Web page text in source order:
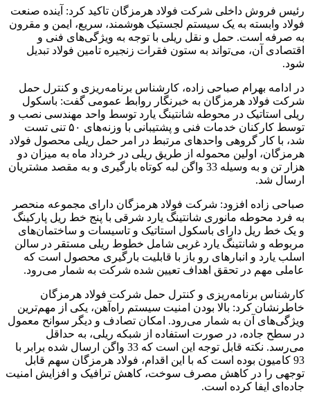
رئیس فروش داخلی شرکت فولاد هرمزگان تاکید کرد: آینده صنعت
فولاد وابسته به یک سیستم لجستیک هوشمند، سریع، ایمن و مقرون
به صرفه است. حمل و نقل ریلی با توجه به ویژگی‌های فنی و
اقتصادی آن، می‌تواند به ستون فقرات زنجیره تامین فولاد تبدیل
شود.
در ادامه بهرام صباحی زاده، کارشناس برنامه‌ریزی و کنترل حمل
شرکت فولاد هرمزگان به خبرنگار روابط عمومی گفت: باسکول
ریلی استاتیک در محوطه شانتینگ یارد توسط واحد مهندسی نصب و
توسط کارکنان خدمات فنی و پشتیبانی با وزنه‌های ۵۰ تنی تست
شد، با کار گروهی واحدهای مرتبط در امر حمل ریلی محصول فولاد
هرمزگان، اولین محموله از طریق ریلی در خرداد ماه به میزان دو
هزار تن و به وسیله 33 واگن لبه کوتاه بارگیری و به مقصد مشتریان
ارسال شد.
صباحی زاده افزود: شرکت فولاد هرمزگان دارای مجموعه منحصر
به فرد محوطه مانوری شانتینگ یارد شرقی با پنج خط ریل پارکینگ
و یک خط ریل دارای باسکول استاتیک و تاسیسات و ساختمان‌های
مربوطه و شانتینگ یارد غربی شامل خطوط ریلی مستقر در سالن
اسلب یارد و انبارهای رو باز با قابلیت بارگیری محصول است که
عاملی مهم در تحقق اهداف تعیین شده شرکت به شمار می‌رود.
کارشناس برنامه‌ریزی و کنترل حمل شرکت فولاد هرمزگان
خاطرنشان کرد: بالا بودن امنیت سیستم راه‌آهن، یکی از مهم‌ترین
ویژگی‌های آن به شمار می‌رود. امکان تصادف و دیگر سوانح معمول
در سطح جاده، در صورت استفاده از شبکه ریلی، به حداقل
می‌رسد. نکته قابل توجه این است که 33 واگن ارسال شده برابر با
93 کامیون بوده است که با این اقدام، فولاد هرمزگان سهم قابل
توجهی را در کاهش مصرف سوخت، کاهش ترافیک و افزایش امنیت
جاده‌ای ایفا کرده است.